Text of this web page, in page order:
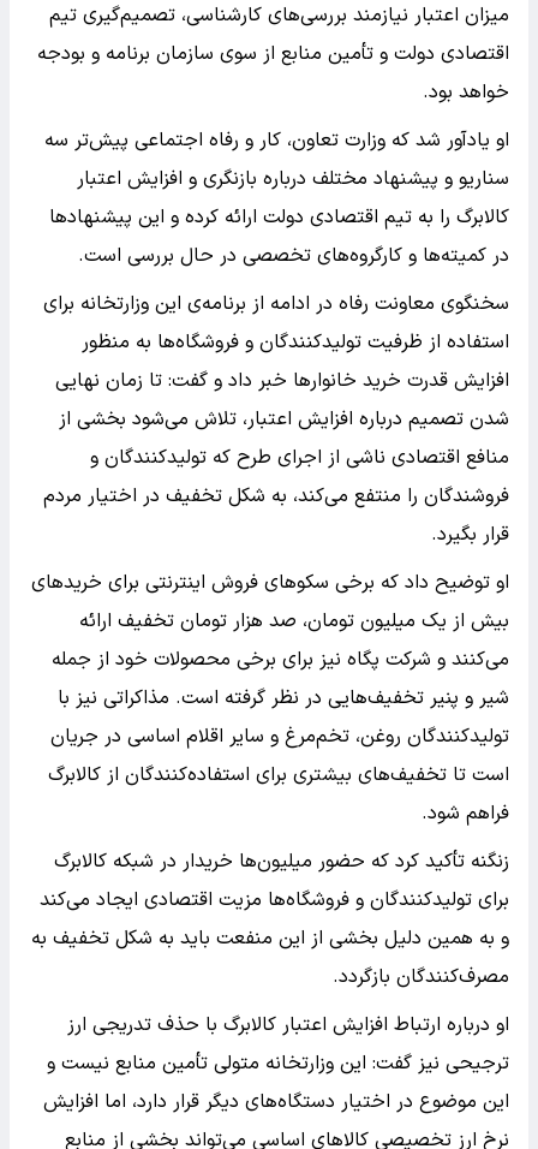
میزان اعتبار نیازمند بررسی‌های کارشناسی، تصمیم‌گیری تیم
اقتصادی دولت و تأمین منابع از سوی سازمان برنامه و بودجه
خواهد بود.
او یادآور شد که وزارت تعاون، کار و رفاه اجتماعی پیش‌تر سه
سناریو و پیشنهاد مختلف درباره بازنگری و افزایش اعتبار
کالابرگ را به تیم اقتصادی دولت ارائه کرده و این پیشنهادها
در کمیته‌ها و کارگروه‌های تخصصی در حال بررسی است.
سخنگوی معاونت رفاه در ادامه از برنامه‌ی این وزارتخانه برای
استفاده از ظرفیت تولیدکنندگان و فروشگاه‌ها به منظور
افزایش قدرت خرید خانوارها خبر داد و گفت: تا زمان نهایی
شدن تصمیم درباره افزایش اعتبار، تلاش می‌شود بخشی از
منافع اقتصادی ناشی از اجرای طرح که تولیدکنندگان و
فروشندگان را منتفع می‌کند، به شکل تخفیف در اختیار مردم
قرار بگیرد.
او توضیح داد که برخی سکوهای فروش اینترنتی برای خریدهای
بیش از یک میلیون تومان، صد هزار تومان تخفیف ارائه
می‌کنند و شرکت پگاه نیز برای برخی محصولات خود از جمله
شیر و پنیر تخفیف‌هایی در نظر گرفته است. مذاکراتی نیز با
تولیدکنندگان روغن، تخم‌مرغ و سایر اقلام اساسی در جریان
است تا تخفیف‌های بیشتری برای استفاده‌کنندگان از کالابرگ
فراهم شود.
زنگنه تأکید کرد که حضور میلیون‌ها خریدار در شبکه کالابرگ
برای تولیدکنندگان و فروشگاه‌ها مزیت اقتصادی ایجاد می‌کند
و به همین دلیل بخشی از این منفعت باید به شکل تخفیف به
مصرف‌کنندگان بازگردد.
او درباره ارتباط افزایش اعتبار کالابرگ با حذف تدریجی ارز
ترجیحی نیز گفت: این وزارتخانه متولی تأمین منابع نیست و
این موضوع در اختیار دستگاه‌های دیگر قرار دارد، اما افزایش
نرخ ارز تخصیصی کالاهای اساسی می‌تواند بخشی از منابع